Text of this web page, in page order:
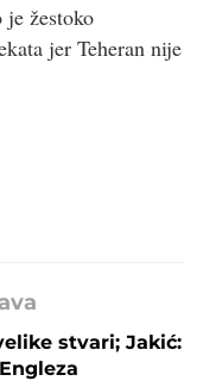
žestoko
jer Teheran nije
stvari; Jakić: